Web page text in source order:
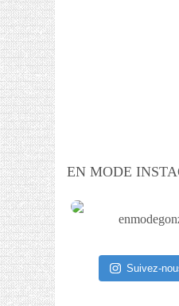
EN MODE
Suivez-